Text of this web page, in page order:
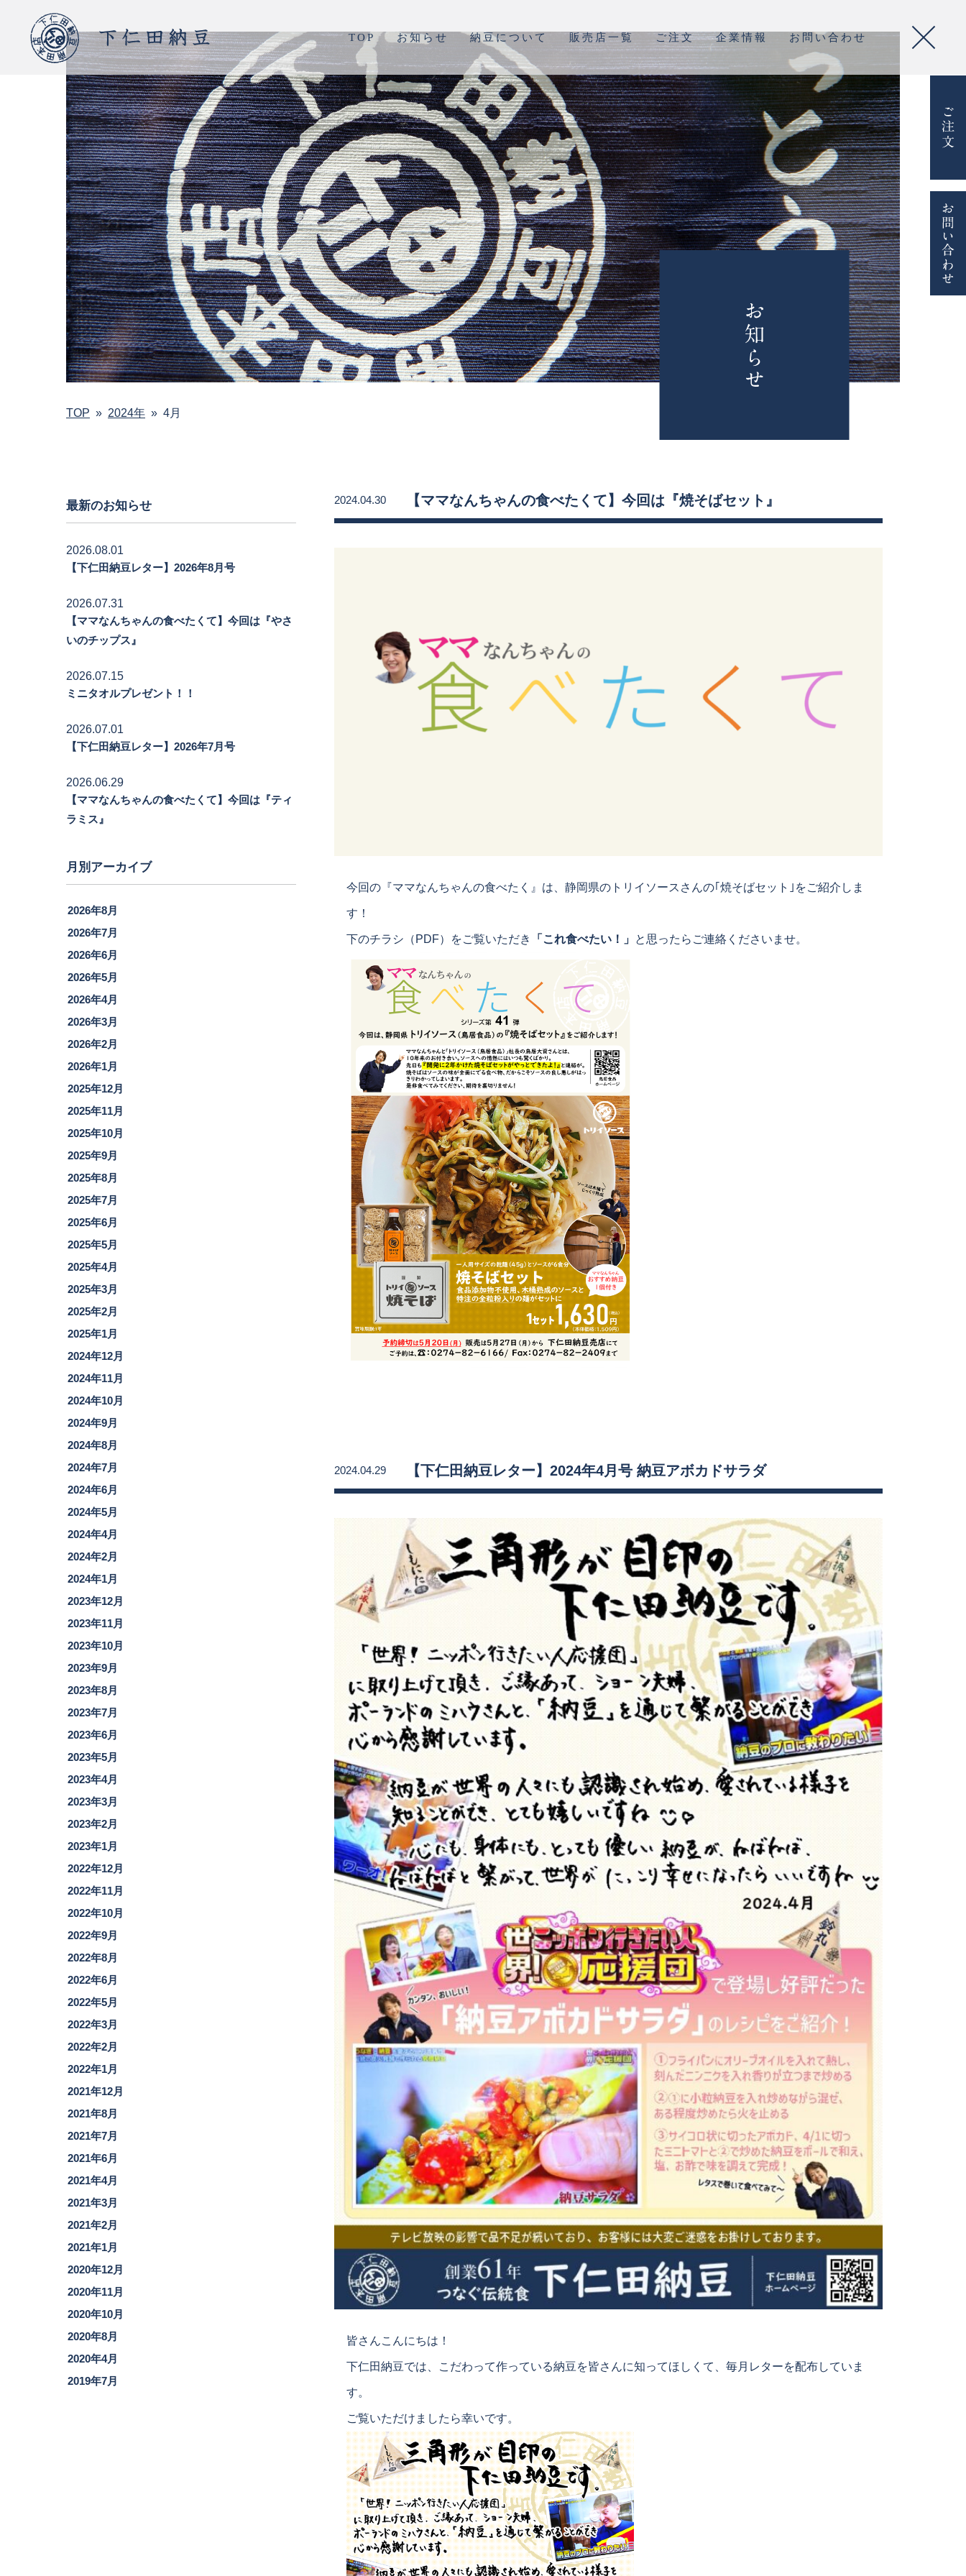
TOP お知らせ 納豆について 販売店一覧 ご注文 企業情報 お問い合わせ
TOP » 2024年 » 4月
2024.04.30 【ママなんちゃんの食べたくて】今回は『焼そばセット』
今回の『ママなんちゃんの食べたく』は、静岡県のトリイソースさんの｢焼そばセット｣をご紹介しま
す！
下のチラシ（PDF）をご覧いただき 「これ食べたい！」 と思ったらご連絡くださいませ。
2024.04.29 【下仁田納豆レター】2024年4月号 納豆アボカドサラダ
皆さんこんにちは！
下仁田納豆では、こだわって作っている納豆を皆さんに知ってほしくて、毎月レターを配布していま
す。
ご覧いただけましたら幸いです。
最新のお知らせ
【下仁田納豆レター】2026年8月号
2026.08.01
【ママなんちゃんの食べたくて】今回は『やさ
いのチップス』
2026.07.31
ミニタオルプレゼント！！
2026.07.15
【下仁田納豆レター】2026年7月号
2026.07.01
【ママなんちゃんの食べたくて】今回は『ティ
ラミス』
2026.06.29
月別アーカイブ
2026年8月
2026年7月
2026年6月
2026年5月
2026年4月
2026年3月
2026年2月
2026年1月
2025年12月
2025年11月
2025年10月
2025年9月
2025年8月
2025年7月
2025年6月
2025年5月
2025年4月
2025年3月
2025年2月
2025年1月
2024年12月
2024年11月
2024年10月
2024年9月
2024年8月
2024年7月
2024年6月
2024年5月
2024年4月
2024年2月
2024年1月
2023年12月
2023年11月
2023年10月
2023年9月
2023年8月
2023年7月
2023年6月
2023年5月
2023年4月
2023年3月
2023年2月
2023年1月
2022年12月
2022年11月
2022年10月
2022年9月
2022年8月
2022年6月
2022年5月
2022年3月
2022年2月
2022年1月
2021年12月
2021年8月
2021年7月
2021年6月
2021年4月
2021年3月
2021年2月
2021年1月
2020年12月
2020年11月
2020年10月
2020年8月
2020年4月
2019年7月